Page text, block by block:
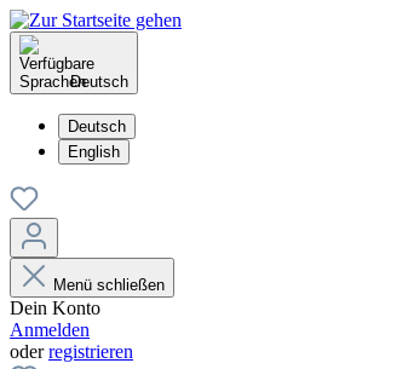
Deutsch
Deutsch
English
Menü schließen
Dein Konto
Anmelden
oderregistrieren